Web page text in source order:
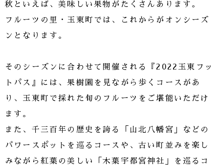
秋といえば、美味しい果物がたくさんあります。
フルーツの里・玉東町では、これからがオンシーズ
ンとなります。
そのシーズンに合わせて開催される『2022玉東フッ
トパス』には、果樹園を見ながら歩くコースがあ
り、玉東町で採れた旬のフルーツをご堪能いただけ
ます。
また、千三百年の歴史を誇る「山北八幡宮」などの
パワースポットを巡るコースや、古い町並みを楽し
みながら紅葉の美しい「木葉宇都宮神社」を巡るコ